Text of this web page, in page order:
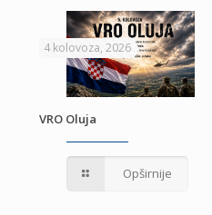
4 kolovoza, 2026
VRO Oluja
Opširnije